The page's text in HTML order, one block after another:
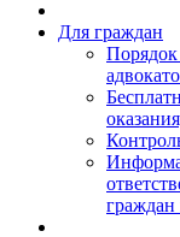
Для граждан
граждан